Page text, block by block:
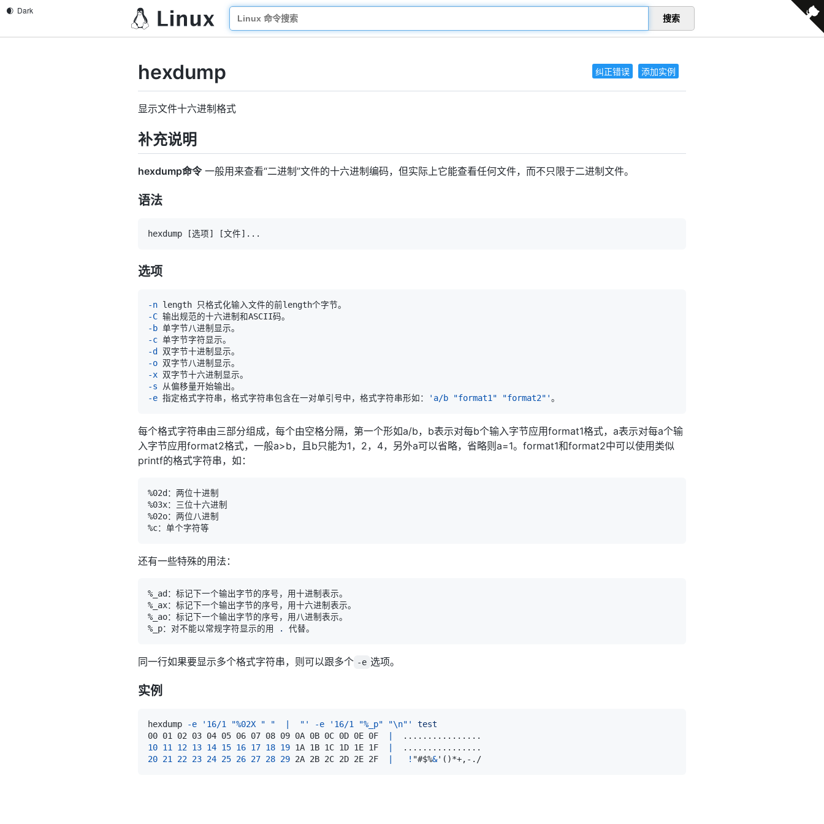
搜索
纠正错误 添加实例
hexdump
显示文件十六进制格式
补充说明
hexdump命令一般用来查看“二进制”文件的十六进制编码，但实际上它能查看任何文件，而不只限于二进制文件。
语法
hexdump [选项] [文件] ..
选项
-n
-C
-b
-c
-d
-o
-x
-s
-e 指定格式字符串，格式字符串包含在一对单引号中，格式字符串形如： 'a/b "format1" "format2"'
每个格式字符串由三部分组成，每个由空格分隔，第一个形如a/b，b表示对每b个输入字节应用format1格式，a表示对每a个输
入字节应用format2格式，一般a>b，且b只能为1，2，4，另外a可以省略，省略则a=1。format1和format2中可以使用类似
printf的格式字符串，如：
还有一些特殊的用法：
%_p：对不能以常规字符显示的用
.
同一行如果要显示多个格式字符串，则可以跟多个 -e 选项。
实例
hexdump -e '16/1 "%02X " "  |  "' -e '16/1 "%_p" "\n"'
test
00 01 02 03 04 05 06 07 08 09 0A 0B 0C 0D 0E 0F
.. .. .. .. .. .. .. ..
10 11 12 13 14 15 16 17 18 19 1A 1B 1C 1D 1E 1F .. .. .. .. .. .. .. ..
20 21 22 23 24 25 26 27 28 29 2A 2B 2C 2D 2E 2F ! "#$%&' ( )